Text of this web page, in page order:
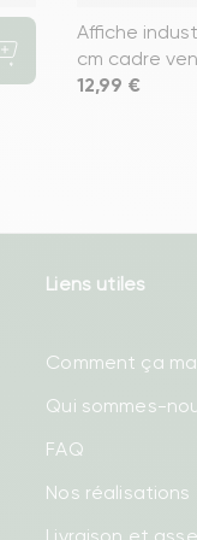
Affiche
cm cadre
Prix
12,99 €
Liens utiles
Comment ça
Qui sommes-
FAQ
Nos réalisations